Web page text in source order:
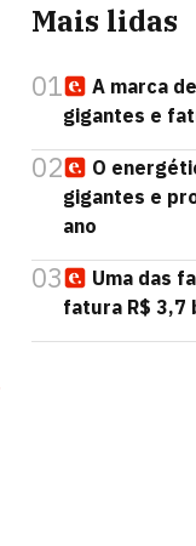
Mais lidas
01
A marca
gigantes e
02
O
gigantes e
ano
03
Uma das
fatura R$ 3,7